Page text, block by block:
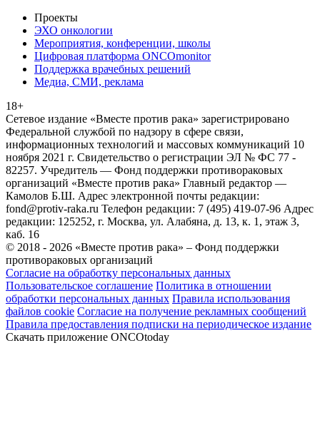
Проекты
ЭХО онкологии
Мероприятия, конференции, школы
Цифровая платформа ONCOmonitor
Поддержка врачебных решений
Медиа, СМИ, реклама
18+
Сетевое издание «Вместе против рака» зарегистрировано
Федеральной службой по надзору в сфере связи,
информационных технологий и массовых коммуникаций 10
ноября 2021 г. Свидетельство о регистрации ЭЛ № ФС 77 -
82257. Учредитель — Фонд поддержки противораковых
организаций «Вместе против рака» Главный редактор —
Камолов Б.Ш. Адрес электронной почты редакции:
fond@protiv-raka.ru Телефон редакции: 7 (495) 419-07-96 Адрес
редакции: 125252, г. Москва, ул. Алабяна, д. 13, к. 1, этаж 3,
каб. 16
© 2018 - 2026 «Вместе против рака» – Фонд поддержки
противораковых организаций
Согласие на обработку персональных данных
Пользовательское соглашение Политика в отношении
обработки персональных данных Правила использования
файлов cookie Согласие на получение рекламных сообщений
Правила предоставления подписки на периодическое издание
Скачать приложение ONCOtoday